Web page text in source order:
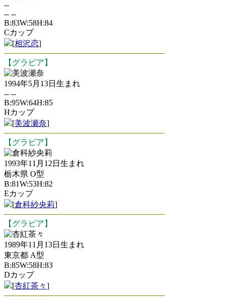
--
-- --
B:83W:58H:84
Cカップ
[相沢恋]
【グラビア】
美波瀬奈
1994年5月13日生まれ
-- --
B:95W:64H:85
Hカップ
[美波瀬奈]
【グラビア】
倉科紗央莉
1993年11月12日生まれ
栃木県 O型
B:81W:53H:82
Eカップ
[倉科紗央莉]
【グラビア】
杏紅茶々
1989年11月13日生まれ
東京都 A型
B:85W:58H:83
Dカップ
[杏紅茶々]